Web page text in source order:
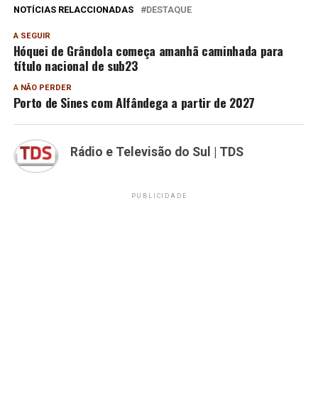
NOTÍCIAS RELACCIONADAS DESTAQUE
A SEGUIR
Hóquei de Grândola começa amanhã caminhada para
título nacional de sub23
A NÃO PERDER
Porto de Sines com Alfândega a partir de 2027
Rádio e Televisão do Sul | TDS
PUBLICIDADE